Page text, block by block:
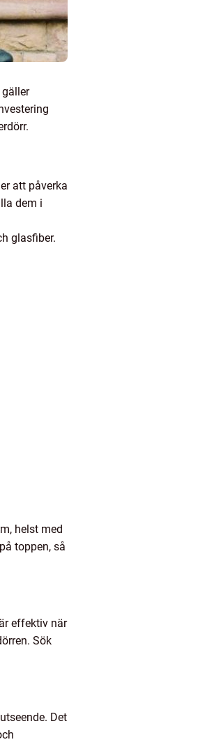
att påverka
dem i
glasfiber.
helst med
toppen, så
effektiv när
Sök
Det